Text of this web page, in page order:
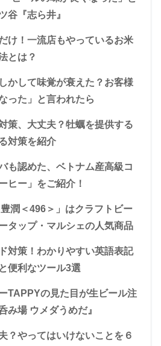
谷『志ら井』
け！一流店もやっているお米
とは？
かして味覚が衰えた？お客様
った」と言われたら
策、大丈夫？牡蠣を提供する
対策を紹介
も認めた、ベトナム産高級コ
ヒー」をご紹介！
豊潤＜496＞」はクラフトビー
タップ・マルシェの人気商品
対策！わかりやすい英語表記
便利なツール3選
TAPPYの見た目が生ビール注
み場 ウメダうめだ』
？やってはいけないことを６